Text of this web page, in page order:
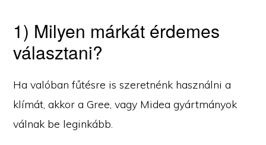
1) Milyen márkát érdemes
választani?
Ha valóban fűtésre is szeretnénk használni a
klímát, akkor a Gree, vagy Midea gyártmányok
válnak be leginkább.